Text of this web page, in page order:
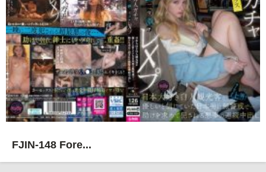
FJIN-148 Fore...